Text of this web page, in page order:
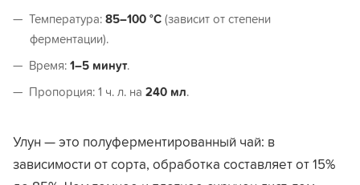
Температура: 85–100 °C (зависит от степени
ферментации).
Время: 1–5 минут.
Пропорция: 1 ч. л. на 240 мл.
Улун — это полуферментированный чай: в
зависимости от сорта, обработка составляет от 15%